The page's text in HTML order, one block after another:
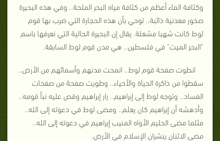
وكثافة الماء أعظم من كثافة مياه البحر الملحة.. وفي هذه البحيرة
صخور معدنية ذائبة.. توحي بأن هذه الحجارة التي ضرب بها قوم
لوط كانت شهبا مشعلة. يقال إن البحيرة الحالية التي نعرفها باسم
"البحر الميت" في فلسطين.. هي مدن قوم لوط السابقة.
انطوت صفحة قوم لوط.. انمحت مدنهم وأسمائهم من الأرض..
سقطوا من ذاكرة الحياة والأحياء.. وطويت صفحة من صفحات
الفساد.. وتوجه لوط إلى إبراهيم.. زار إبراهيم وقص عليه نبأ قومه..
وأدهشه أن إبراهيم كان يعلم.. ومضى لوط في دعوته إلى الله..
مثلما مضى الحليم الأواه المنيب إبراهيم في دعوته إلى الله..
مضى الاثنان ينشران الإسلام في الأرض.